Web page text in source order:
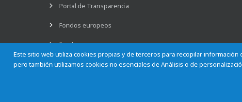
Este sitio web utiliza cookies propias y de terceros para recopilar
pero también utilizamos cookies no esenciales de Análisis o de
Portal de Transparencia
Fondos europeos
Empleo